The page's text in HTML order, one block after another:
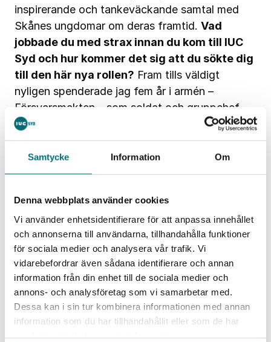
Samtycke Information Om
Denna webbplats använder cookies
Vi använder enhetsidentifierare för att anpassa innehållet
och annonserna till användarna, tillhandahålla funktioner
för sociala medier och analysera vår trafik. Vi
vidarebefordrar även sådana identifierare och annan
information från din enhet till de sociala medier och
annons- och analysföretag som vi samarbetar med.
Dessa kan i sin tur kombinera informationen med annan
information som du har tillhandahållit eller som de har
inspirerande och tankeväckande samtal med
Skånes ungdomar om deras framtid. Vad
jobbade du med strax innan du kom till IUC
Syd och hur kommer det sig att du sökte dig
till den här nya rollen? Fram tills väldigt
nyligen spenderade jag fem år i armén –
Försvarsmakten – som soldat och gruppchef.
Efter utlandstjänstgöring kände jag att jag hade
gjort mitt där och sökte mig vidare. Men det är
fortsatt viktigt för mig att göra något för
samhället. Som tur är stötte jag på en tjänst
något för samhället och samtidigt ha väldigt
roligt!Vad ser du mest fram emot?Samtalen
och dialogerna med ungdomarna – och alla
utmaningar som kommer med det!